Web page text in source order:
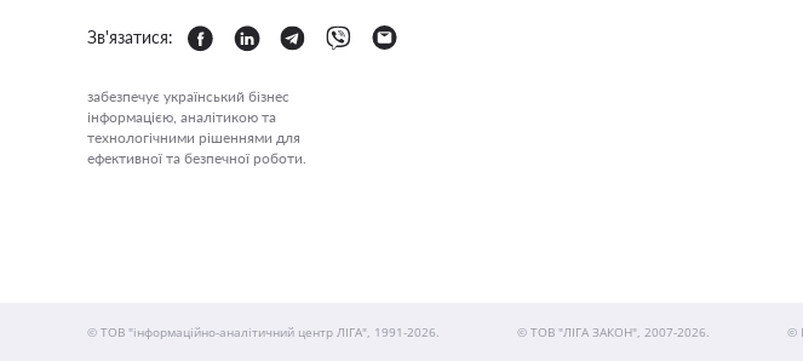
Зв'язатися:
забезпечує український бізнес
інформацією, аналітикою та
технологічними рішеннями для
ефективної та безпечної роботи.
© ТОВ "інформаційно-аналітичний центр ЛІГА", 1991-2026. © ТОВ "ЛІГА ЗАКОН", 2007-2026. ©